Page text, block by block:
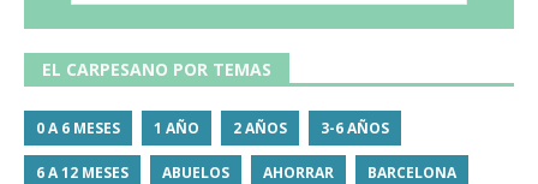
EL CARPESANO POR TEMAS
0 A 6 MESES 1 AÑO 2 AÑOS 3-6 AÑOS
6 A 12 MESES ABUELOS AHORRAR BARCELONA